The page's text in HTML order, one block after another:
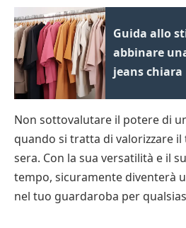
Guida allo
abbinare
jeans chiara
Non sottovalutare il potere di
quando si tratta di valorizzare
sera. Con la sua versatilità e il
tempo, sicuramente diventerà
nel tuo guardaroba per